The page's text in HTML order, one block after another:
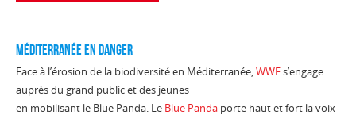
Méditerranée en danger
Face à l’érosion de la biodiversité en Méditerranée, WWFs’engage
auprès du grand public et des jeunes
en mobilisant le Blue Panda. Le Blue Panda porte haut et fort la voix